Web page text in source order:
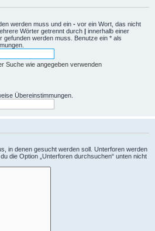
werden muss und ein - vor ein Wort, das nicht
Wörter getrennt durch | innerhalb einer
gefunden werden muss. Benutze ein * als
Suche wie angegeben verwenden
Übereinstimmungen.
in denen gesucht werden soll. Unterforen werden
die Option „Unterforen durchsuchen“ unten nicht